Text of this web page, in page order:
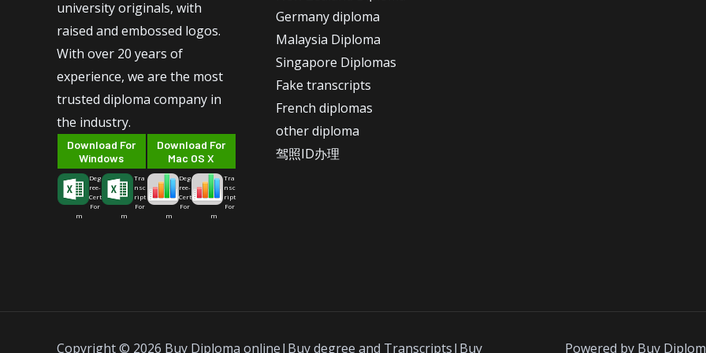
university originals, with
raised and embossed logos.
With over 20 years of
experience, we are the most
trusted diploma company in
the industry.
Download For
Windows
Deg
ree-
Cert
For
m
Tra
nsc
ript
For
m
Download For
Mac OS X
Deg
ree-
Cert
For
m
Tra
nsc
ript
For
m
Germany diploma
Malaysia Diploma
Singapore Diplomas
Fake transcripts
French diplomas
other diploma
驾照ID办理
Copyright © 2026 Buy Diploma online|Buy degree and Transcripts|Buy Powered by Buy